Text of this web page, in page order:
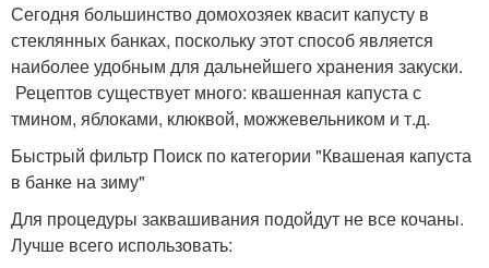
Сегодня большинство домохозяек квасит капусту в
стеклянных банках, поскольку этот способ является
наиболее удобным для дальнейшего хранения закуски.
Рецептов существует много: квашенная капуста с
тмином, яблоками, клюквой, можжевельником и т.д.
Быстрый фильтр Поиск по категории "Квашеная капуста
в банке на зиму"
Для процедуры заквашивания подойдут не все кочаны.
Лучше всего использовать: